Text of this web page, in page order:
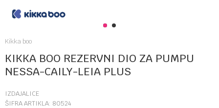
1 2
Kikka boo
KIKKA BOO REZERVNI DIO ZA PUMPU
NESSA-CAILY-LEIA PLUS
IZDAJALICE
ŠIFRA ARTIKLA: 80524